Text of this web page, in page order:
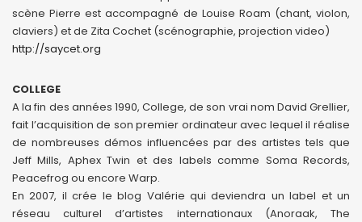
scène Pierre est accompagné de Louise Roam (chant, violon,
claviers) et de Zita Cochet (scénographie, projection video)
http://saycet.org
COLLEGE
A la fin des années 1990, College, de son vrai nom David Grellier,
fait l’acquisition de son premier ordinateur avec lequel il réalise
de nombreuses démos influencées par des artistes tels que
Jeff Mills, Aphex Twin et des labels comme Soma Records,
Peacefrog ou encore Warp.
En 2007, il crée le blog Valérie qui deviendra un label et un
réseau culturel d’artistes internationaux (Anoraak, The